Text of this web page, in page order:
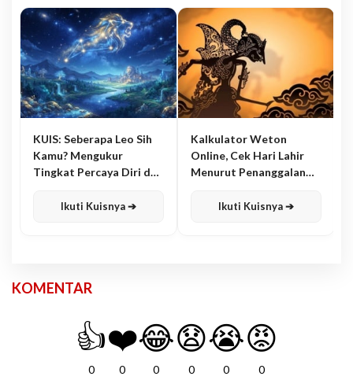
KUIS: Seberapa Leo Sih
Kamu? Mengukur
Tingkat Percaya Diri dan
Ikuti Kuisnya ➔
Kalkulator Weton
Online, Cek Hari Lahir
Menurut Penanggalan
Ikuti Kuisnya ➔
KOMENTAR
👍
0
❤️
0
😂
0
😧
0
😭
0
😡
0